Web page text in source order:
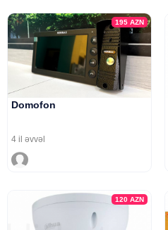
195AZN
Domofon
4 il əvvəl
120AZN